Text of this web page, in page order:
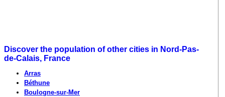
Discover the population of other cities in Nord-Pas-
de-Calais, France
Arras
Béthune
Boulogne-sur-Mer